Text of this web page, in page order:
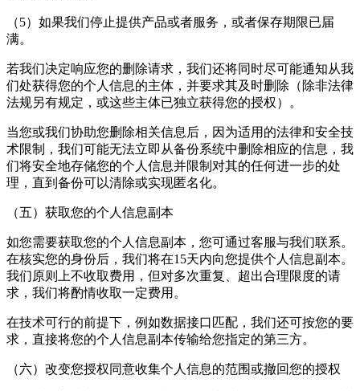
（5）如果我们停止提供产品或者服务，或者保存期限已届
满。
若我们决定响应您的删除请求，我们还将同时尽可能通知从我
们处获得您的个人信息的主体，并要求其及时删除（除非法律
法规另有规定，或这些主体已独立获得您的授权）。
当您或我们协助您删除相关信息后，因为适用的法律和安全技
术限制，我们可能无法立即从备份系统中删除相应的信息，我
们将安全地存储您的个人信息并限制对其的任何进一步的处
理，直到备份可以清除或实现匿名化。
（五）获取您的个人信息副本
如您需要获取您的个人信息副本，您可通过客服与我们联系。
在核实您的身份后，我们将在15天内向您提供个人信息副本。
我们原则上不收取费用，但对多次重复、超出合理限度的请
求，我们将酌情收取一定费用。
在技术可行的前提下，例如数据接口匹配，我们还可按您的要
求，直接将您的个人信息副本传输给您指定的第三方。
（六）改变您授权同意收集个人信息的范围或撤回您的授权